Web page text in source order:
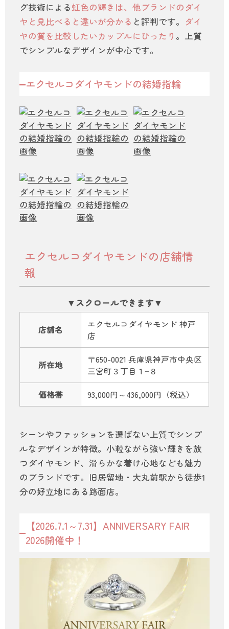
グ技術による虹色の輝きは、他ブランドのダイ
ヤと見比べると違いが分かる と評判です。 ダイ
ヤの質を比較したいカップルにぴったり 。上質
でシンプルなデザインが中心です。
エクセルコダイヤモンドの結婚指輪
エクセルコダイヤモンドの店舗情
報
店舗名
エクセルコダイヤモンド 神戸
店
所在地
〒650-0021 兵庫県神戸市中央区
三宮町３丁目１−８
価格帯 93,000円～436,000円（税込）
シーンやファッションを選ばない上質でシンプ
ルなデザインが特徴。小粒ながら強い輝きを放
つダイヤモンド、滑らかな着け心地なども魅力
のブランドです。旧居留地・大丸前駅から徒歩1
分の好立地にある路面店。
【2026.7.1～7.31】ANNIVERSARY FAIR
2026開催中！